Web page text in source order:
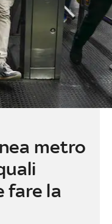
metro
fare la